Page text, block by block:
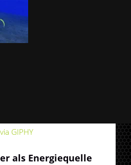
via GIPHY
als Energiequelle